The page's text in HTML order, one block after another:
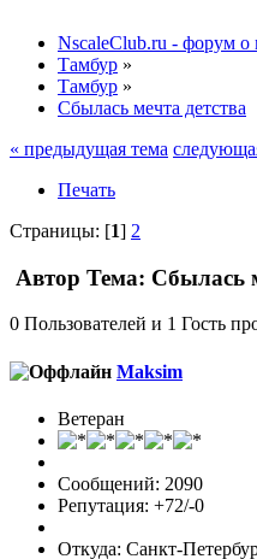
NscaleClub.ru - форум
Тамбур »
Тамбур »
Сбылась мечта детства
« предыдущая тема
Печать
Страницы: [1] 2
Автор Тема: Сбылась
0 Пользователей и 1 Гость
Maksim
Ветеран
Сообщений: 2090
Репутация: +72/-0
Откуда: Санкт-